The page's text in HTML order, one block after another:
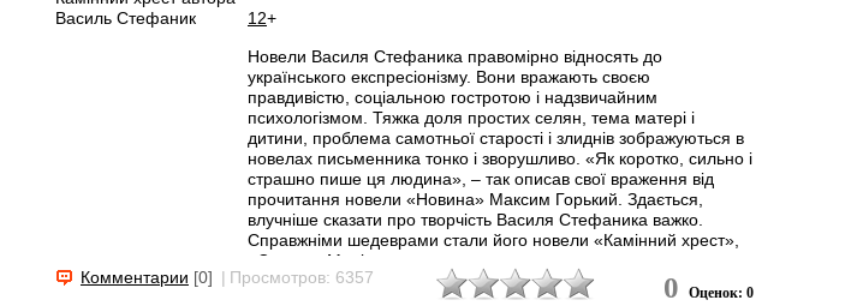
12+
Новели Василя Стефаника правомірно відносять до
українського експресіонізму. Вони вражають своєю
правдивістю, соціальною гостротою і надзвичайним
психологізмом. Тяжка доля простих селян, тема матері і
дитини, проблема самотньої старості і злиднів зображуються в
новелах письменника тонко і зворушливо. «Як коротко, сильно і
страшно пише ця людина», – так описав свої враження від
прочитання новели «Новина» Максим Горький. Здається,
влучніше сказати про творчість Василя Стефаника важко.
Справжніми шедеврами стали його новели «Камінний хрест»,
«Сини», «Марія» та...
Комментарии [0] | Просмотров: 6357 0 Оценок: 0